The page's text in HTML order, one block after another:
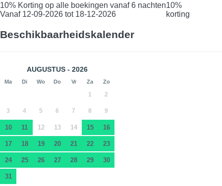
10% Korting op alle boekingen vanaf 6 nachten
Vanaf 12-09-2026 tot 18-12-2026
10%
korting
Beschikbaarheidskalender
AUGUSTUS - 2026
Ma Di Wo Do Vr Za Zo
1 2
3 4 5 6 7 8 9
10 11 12 13 14 15 16
17 18 19 20 21 22 23
24 25 26 27 28 29 30
31